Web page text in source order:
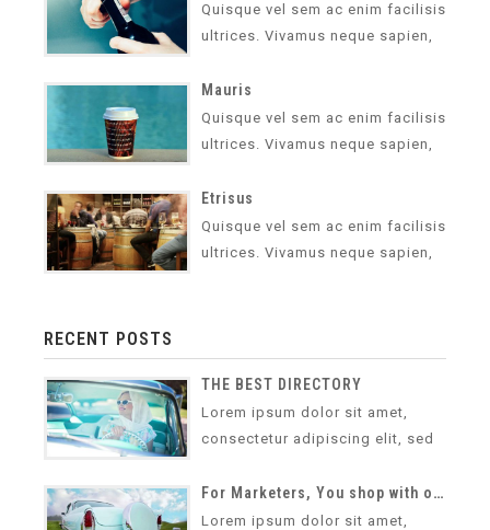
Quisque vel sem ac enim facilisis
ultrices. Vivamus neque sapien,
malesuada pretium sapien. Morbi
blandit, felis…
Mauris
Quisque vel sem ac enim facilisis
ultrices. Vivamus neque sapien,
malesuada pretium sapien. Morbi
blandit, felis…
Etrisus
Quisque vel sem ac enim facilisis
ultrices. Vivamus neque sapien,
RECENT POSTS
THE BEST DIRECTORY
Lorem ipsum dolor sit amet,
consectetur adipiscing elit, sed
labore et dolore magna aliqua.
Ut…
For Marketers, You shop with our directory site
Lorem ipsum dolor sit amet,